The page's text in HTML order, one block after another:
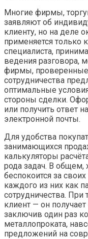
Многие фирмы,
заявляют об
клиенту, но на деле
применяется только
специалиста,
ведения разговора,
фирмы,
сотрудничества
оптимальные
стороны сделки.
или получить ответ
электронной почты.
Для удобства
занимающихся
калькуляторы
рода задач. В
беспокоится за
каждого из них как
сотрудничества.
клиент — он
заключив один раз
металлопроката,
предложений на